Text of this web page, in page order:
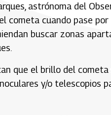
astrónoma del
cometa cuando pase
buscar zonas
que el brillo del
y/o telescopios